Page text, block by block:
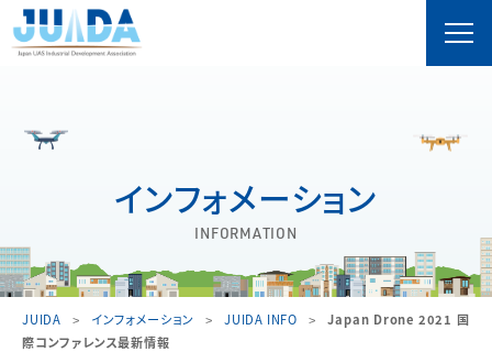
インフォメーション
INFORMATION
JUIDA インフォメーション JUIDA INFO
Japan Drone 2021 国
際コンファレンス最新情報